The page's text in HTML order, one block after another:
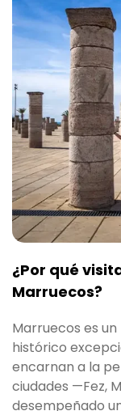
¿Por qué
Marruecos?
Marruecos es
histórico
encarnan a la
ciudades —Fez,
desempeñado